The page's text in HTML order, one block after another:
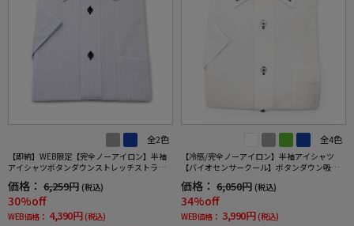
全2色
【即納】WEB限定【完全ノーアイロン】半袖
アイシャツボタンダウンストレッチストライ
価格： 6,259円 (税込)
30%off
WEB価格： 4,390円 (税込)
全4色
【冷感/完全ノーアイロン】半袖アイシャツ
【バイオセンサークール】ボタンダウン吸湿
価格： 6,050円 (税込)
34%off
WEB価格： 3,990円 (税込)